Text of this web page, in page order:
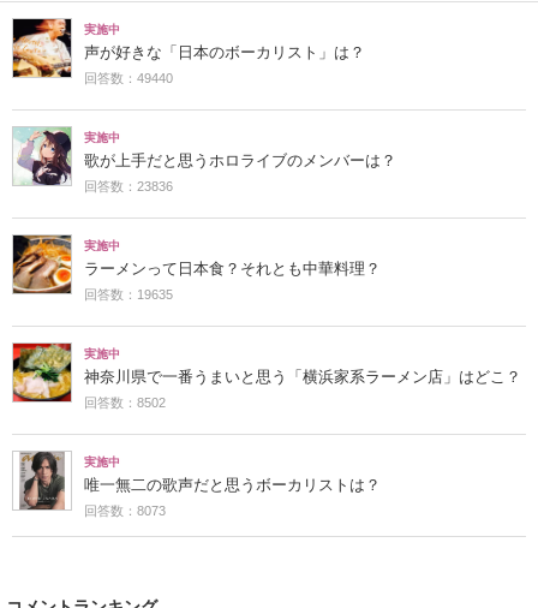
実施中
声が好きな「日本のボーカリスト」は？
回答数：49440
実施中
歌が上手だと思うホロライブのメンバーは？
回答数：23836
実施中
ラーメンって日本食？それとも中華料理？
回答数：19635
実施中
神奈川県で一番うまいと思う「横浜家系ラーメン店」はどこ？
回答数：8502
実施中
唯一無二の歌声だと思うボーカリストは？
回答数：8073